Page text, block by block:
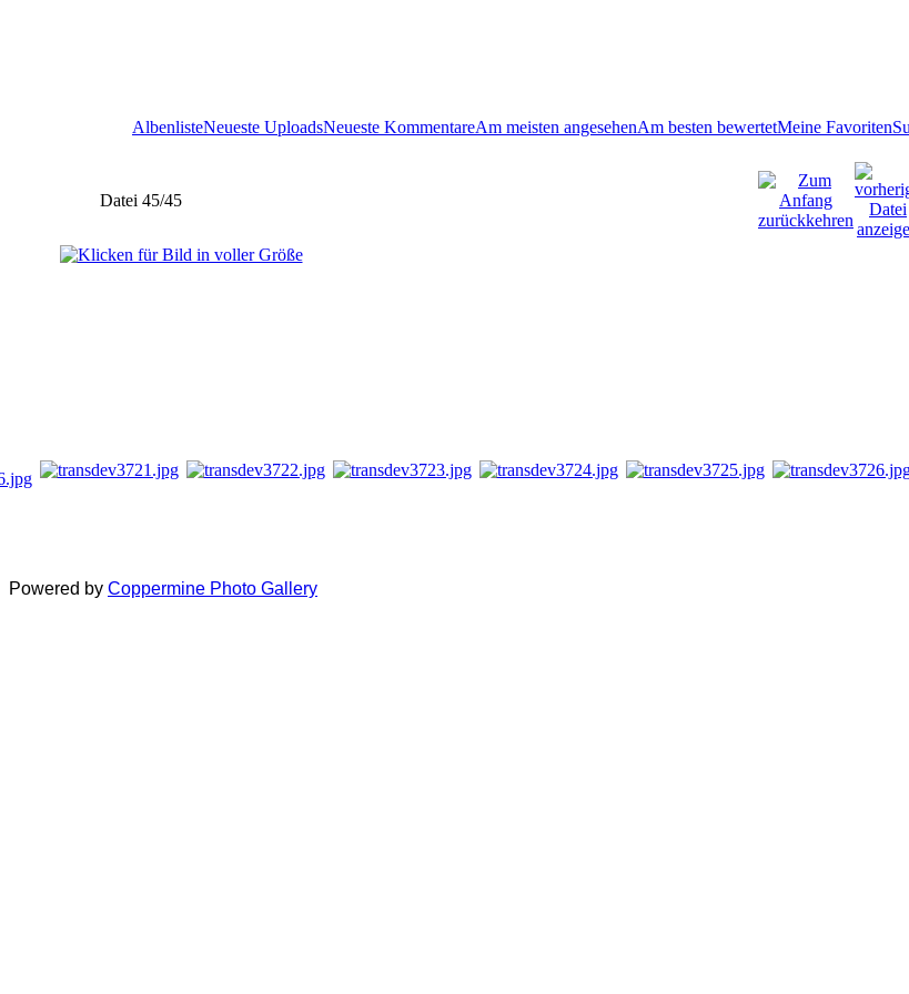
AlbenlisteNeueste UploadsNeueste KommentareAm meisten angesehenAm besten bewertetMeine Favoriten
Datei 45/45
Powered by Coppermine Photo Gallery